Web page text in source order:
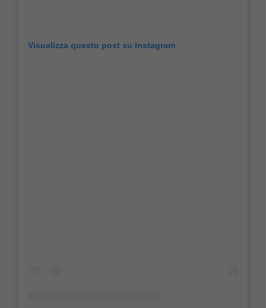
Visualizza questo post su Instagram